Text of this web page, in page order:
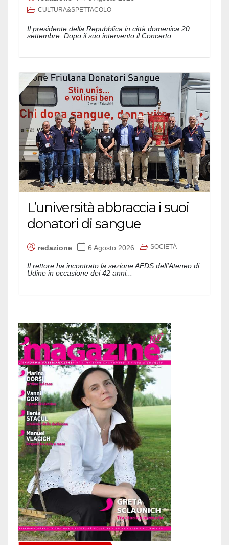
CULTURA&SPETTACOLO
Il presidente della Repubblica in città domenica 20
settembre. Dopo il suo intervento il Concerto...
L’università abbraccia i suoi
donatori di sangue
redazione 6 Agosto 2026 SOCIETÀ
Il rettore ha incontrato la sezione AFDS dell'Ateneo di
Udine in occasione dei 42 anni...